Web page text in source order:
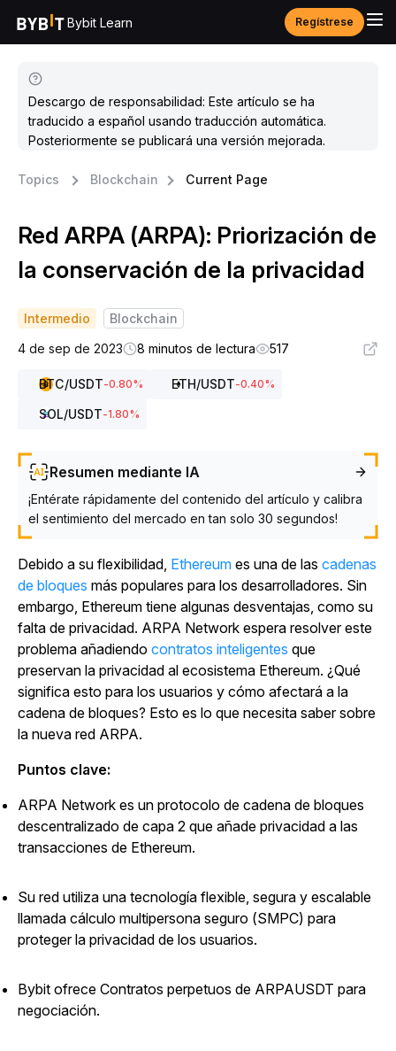
Bybit Learn Regístrese
Descargo de responsabilidad: Este artículo se ha
traducido a español usando traducción automática.
Posteriormente se publicará una versión mejorada.
Topics Blockchain Current Page
Red ARPA (ARPA): Priorización de
la conservación de la privacidad
Intermedio
Blockchain
4 de sep de 2023
8 minutos de lectura 517
BTC/USDT-0.80% ETH/USDT-0.40%
SOL/USDT-1.80%
Resumen mediante IA
¡Entérate rápidamente del contenido del artículo y calibra
el sentimiento del mercado en tan solo 30 segundos!
Debido a su flexibilidad, Ethereum es una de las cadenas
de bloques más populares para los desarrolladores. Sin
embargo, Ethereum tiene algunas desventajas, como su
falta de privacidad. ARPA Network espera resolver este
problema añadiendo contratos inteligentes que
preservan la privacidad al ecosistema Ethereum. ¿Qué
significa esto para los usuarios y cómo afectará a la
cadena de bloques? Esto es lo que necesita saber sobre
la nueva red ARPA.
Puntos clave:
ARPA Network es un protocolo de cadena de bloques
descentralizado de capa 2 que añade privacidad a las
transacciones de Ethereum.
Su red utiliza una tecnología flexible, segura y escalable
llamada cálculo multipersona seguro (SMPC) para
proteger la privacidad de los usuarios.
Bybit ofrece Contratos perpetuos de ARPAUSDT para
negociación.